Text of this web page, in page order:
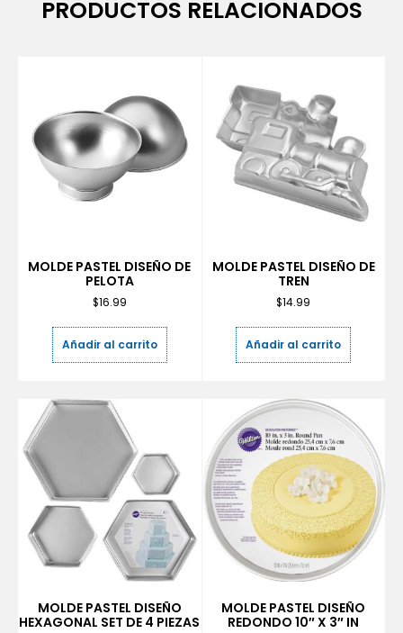
PRODUCTOS RELACIONADOS
MOLDE PASTEL DISEÑO DE
PELOTA
$16.99
Añadir al carrito
MOLDE PASTEL DISEÑO DE
TREN
$14.99
Añadir al carrito
MOLDE PASTEL DISEÑO
HEXAGONAL SET DE 4 PIEZAS
MOLDE PASTEL DISEÑO
REDONDO 10″ X 3″ IN